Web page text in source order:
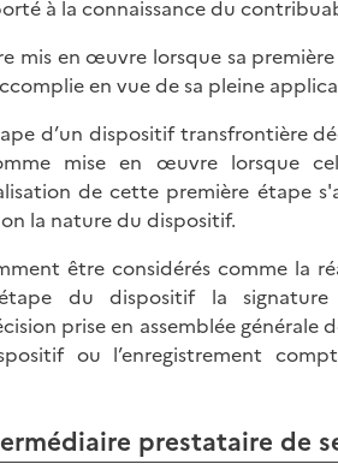
à la connaissance du
mis en œuvre lorsque sa
en vue de sa pleine
d’un dispositif transfrontière
mise en œuvre lorsque
de cette première étape
la nature du dispositif.
être considérés comme la
du dispositif la signature
prise en assemblée générale
ou l’enregistrement
prestataire de